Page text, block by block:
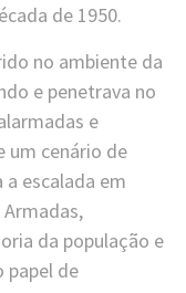
de 1950.
no ambiente da
e penetrava no
e
um cenário de
escalada em
da população e
papel de